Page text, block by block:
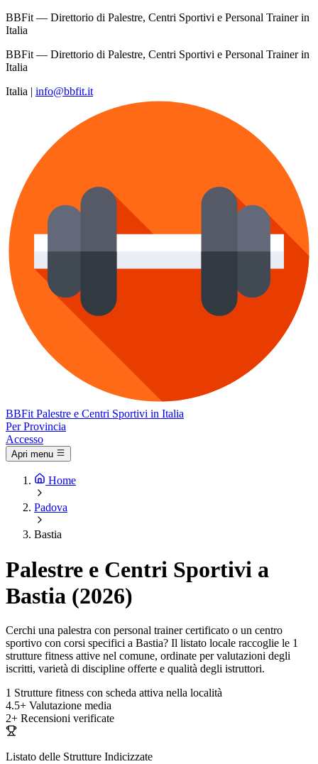
BBFit — Direttorio di Palestre, Centri Sportivi e Personal Trainer in
Italia
BBFit — Direttorio di Palestre, Centri Sportivi e Personal Trainer in
Italia
Italia | info@bbfit.it
BBFit Palestre e Centri Sportivi in Italia
Per Provincia
Accesso
Apri menu
Home
Padova
Bastia
Palestre e Centri Sportivi a
Bastia (2026)
Cerchi una palestra con personal trainer certificato o un centro
sportivo con corsi specifici a Bastia? Il listato locale raccoglie le 1
strutture fitness attive nel comune, ordinate per valutazioni degli
iscritti, varietà di discipline offerte e qualità degli istruttori.
1 Strutture fitness con scheda attiva nella località
4.5+ Valutazione media
2+ Recensioni verificate
Listato delle Strutture Indicizzate